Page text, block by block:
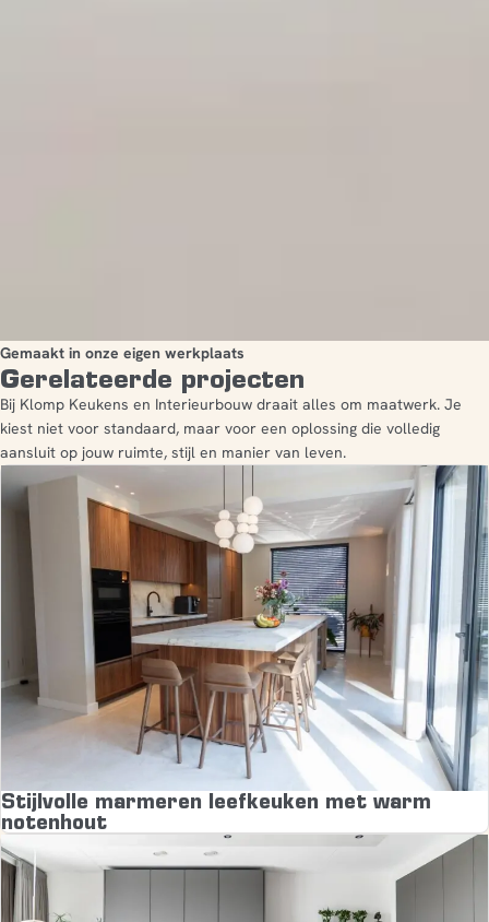
Gemaakt in onze eigen werkplaats
Gerelateerde projecten
Bij Klomp Keukens en Interieurbouw draait alles om maatwerk. Je
kiest niet voor standaard, maar voor een oplossing die volledig
aansluit op jouw ruimte, stijl en manier van leven.
Stijlvolle marmeren leefkeuken met warm
notenhout